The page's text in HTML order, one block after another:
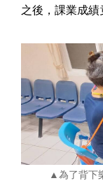
之後，課業成績
▲為了背下